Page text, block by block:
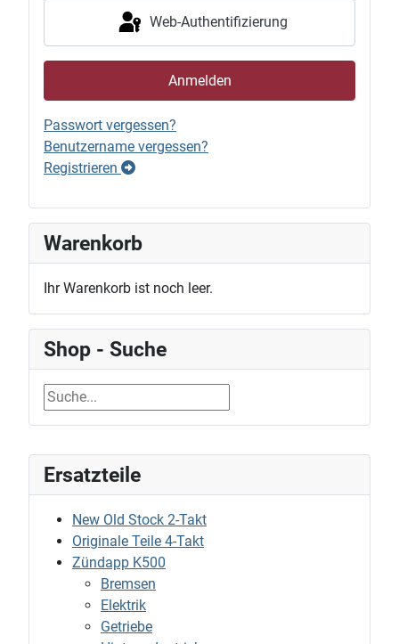
Ersatzteile
New Old Stock 2-Takt
Originale Teile 4-Takt
Zündapp K500
Bremsen
Elektrik
Getriebe
Web-Authentifizierung
Anmelden
Passwort vergessen?
Benutzername vergessen?
Registrieren
Warenkorb
Ihr Warenkorb ist noch leer.
Shop - Suche